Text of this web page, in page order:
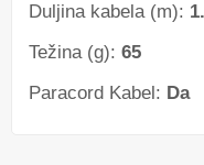
Duljina kabela (m):
Težina (g): 65
Paracord Kabel: Da